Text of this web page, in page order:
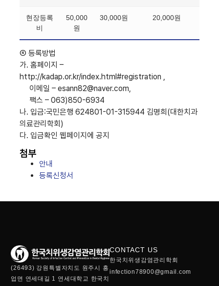
현장등록
비
50,000
원
30,000원 20,000원
④ 등록방법
가. 홈페이지 –
http://kadap.or.kr/index.html#registration ,
이메일 – esann82@naver.com,
팩스 – 063)850-6934
나. 입금:국민은행 624801-01-315944 김명희(대한치과
의료관리학회)
다. 입금확인 웹페이지에 공지
첨부
안내
등록신청서
(26493) 강원특별자치도 원주시 흥
업면 연세대길 1 연세대학교 한국치
CONTACT US
한국치위생감염관리학회
infection78900@gmail.com